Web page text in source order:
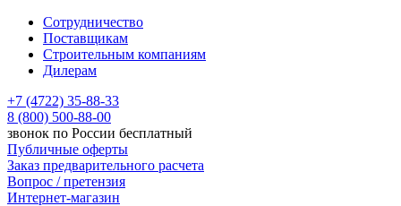
Сотрудничество
Поставщикам
Строительным компаниям
Дилерам
+7 (4722) 35-88-33
8 (800) 500-88-00
звонок по России бесплатный
Публичные оферты
Заказ предварительного расчета
Вопрос / претензия
Интернет-магазин